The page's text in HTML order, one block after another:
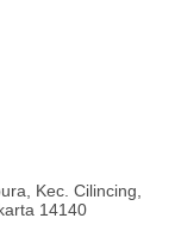
Kec. Cilincing,
14140